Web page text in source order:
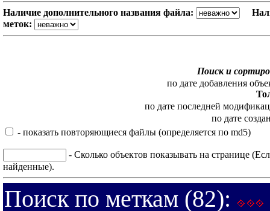
Наличие дополнительного названия файла:
меток:
Поиск и
по дате добавления
по дате последней
по дате
- показать повторяющиеся файлы (определяется по md5)
- Сколько объектов показывать на странице
найденные).
Поиск по меткам (82):